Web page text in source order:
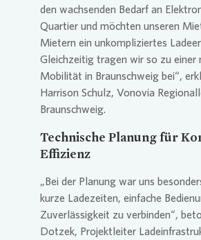
den wachsenden Bedarf an
Quartier und möchten unseren
Mietern ein unkompliziertes
Gleichzeitig tragen wir so zu einer
Mobilität in Braunschweig bei“,
Harrison Schulz, Vonovia
Braunschweig.
Technische Planung für
Effizienz
„Bei der Planung war uns
kurze Ladezeiten, einfache
Zuverlässigkeit zu verbinden“,
Dotzek, Projektleiter